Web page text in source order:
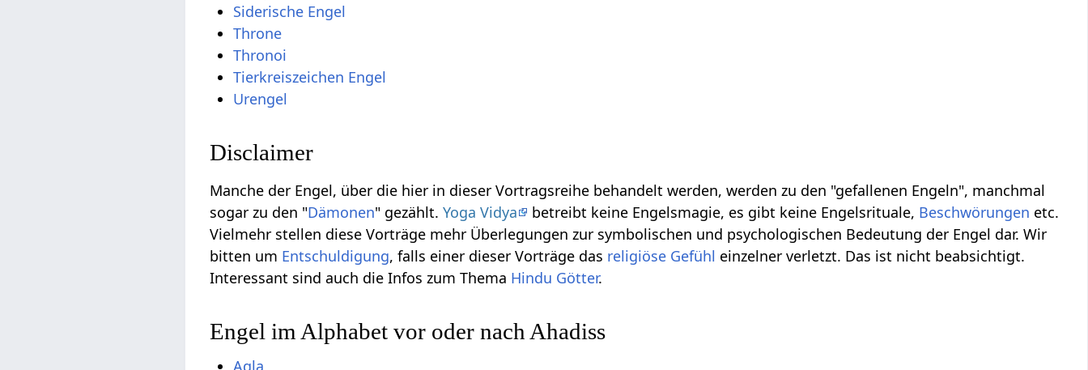
Siderische Engel
Throne
Thronoi
Tierkreiszeichen Engel
Urengel
Disclaimer
Manche der Engel, über die hier in dieser Vortragsreihe behandelt werden, werden zu den "gefallenen Engeln", manchmal
sogar zu den "Dämonen" gezählt.Yoga Vidya betreibt keine Engelsmagie, es gibt keine Engelsrituale, Beschwörungen etc.
Vielmehr stellen diese Vorträge mehr Überlegungen zur symbolischen und psychologischen Bedeutung der Engel dar. Wir
bitten um Entschuldigung, falls einer dieser Vorträge das religiöse Gefühl einzelner verletzt. Das ist nicht beabsichtigt.
Interessant sind auch die Infos zum Thema Hindu Götter.
Engel im Alphabet vor oder nach Ahadiss
Agla